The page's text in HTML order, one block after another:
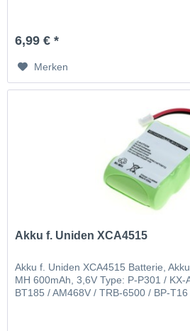
6,99 € *
Merken
Akku f. Uniden XCA4515
Akku f. Uniden XCA4515 Batterie,
MH 600mAh, 3,6V Type: P-P301 / KX-
BT185 / AM468V / TRB-6500 / BP-T16